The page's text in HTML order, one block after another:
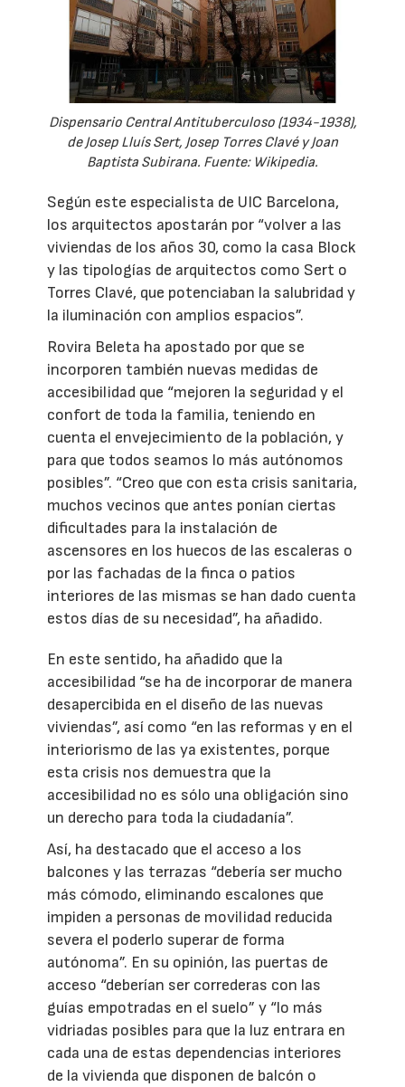
Dispensario Central Antituberculoso (1934-1938),
de Josep Lluís Sert, Josep Torres Clavé y Joan
Baptista Subirana. Fuente: Wikipedia.
Según este especialista de UIC Barcelona,
los arquitectos apostarán por “volver a las
viviendas de los años 30, como la casa Block
y las tipologías de arquitectos como Sert o
Torres Clavé, que potenciaban la salubridad y
la iluminación con amplios espacios”.
Rovira Beleta ha apostado por que se
incorporen también nuevas medidas de
accesibilidad que “mejoren la seguridad y el
confort de toda la familia, teniendo en
cuenta el envejecimiento de la población, y
para que todos seamos lo más autónomos
posibles”. “Creo que con esta crisis sanitaria,
muchos vecinos que antes ponían ciertas
dificultades para la instalación de
ascensores en los huecos de las escaleras o
por las fachadas de la finca o patios
interiores de las mismas se han dado cuenta
estos días de su necesidad”, ha añadido.
En este sentido, ha añadido que la
accesibilidad “se ha de incorporar de manera
desapercibida en el diseño de las nuevas
viviendas”, así como “en las reformas y en el
interiorismo de las ya existentes, porque
esta crisis nos demuestra que la
accesibilidad no es sólo una obligación sino
un derecho para toda la ciudadanía”.
Así, ha destacado que el acceso a los
balcones y las terrazas “debería ser mucho
más cómodo, eliminando escalones que
impiden a personas de movilidad reducida
severa el poderlo superar de forma
autónoma”. En su opinión, las puertas de
acceso “deberían ser correderas con las
guías empotradas en el suelo” y “lo más
vidriadas posibles para que la luz entrara en
cada una de estas dependencias interiores
de la vivienda que disponen de balcón o